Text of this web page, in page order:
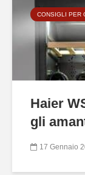
CONSIGLI PER
Haier
gli
17 Gennaio